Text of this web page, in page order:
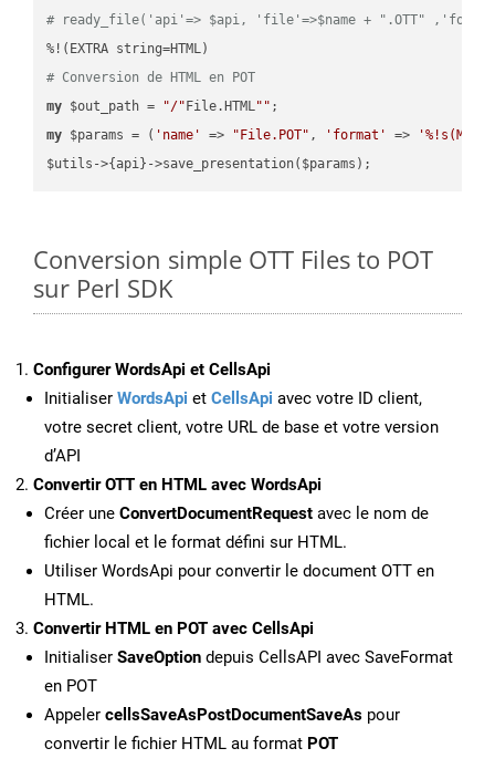
# ready_file('api'=> $api, 'file'=>$name + ".OTT"
# Conversion de HTML en POT
my $out_path = "/" File.HTML""
my $params = ( 'name' => "File.POT" , 'format' =>
Conversion simple OTT Files to POT
sur Perl SDK
Configurer WordsApi et CellsApi
Initialiser WordsApi et CellsApi avec votre ID client,
votre secret client, votre URL de base et votre version
d’API
Convertir OTT en HTML avec WordsApi
Créer une ConvertDocumentRequest avec le nom de
fichier local et le format défini sur HTML.
Utiliser WordsApi pour convertir le document OTT en
HTML.
Convertir HTML en POT avec CellsApi
Initialiser SaveOption depuis CellsAPI avec SaveFormat
en POT
Appeler cellsSaveAsPostDocumentSaveAs pour
convertir le fichier HTML au format POT